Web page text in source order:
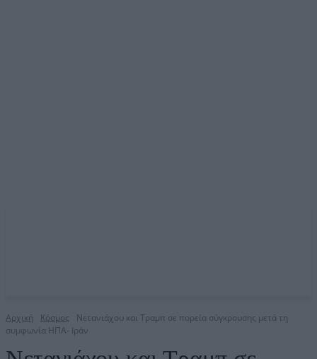
Αρχική Κόσμος
Νετανιάχου και Τραμπ σε πορεία σύγκρουσης μετά τη
συμφωνία ΗΠΑ- Ιράν